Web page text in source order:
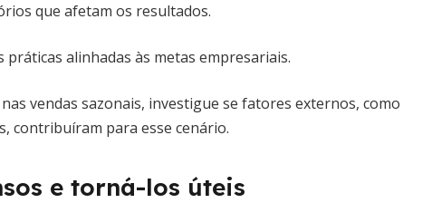
que afetam os resultados.
alinhadas às metas empresariais.
vendas sazonais, investigue se fatores externos, como
contribuíram para esse cenário.
e torná-los úteis